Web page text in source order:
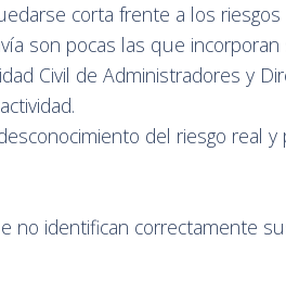
corta frente a los
son pocas las que incorporan
Civil de Administradores y
del riesgo real y
no identifican correctamente